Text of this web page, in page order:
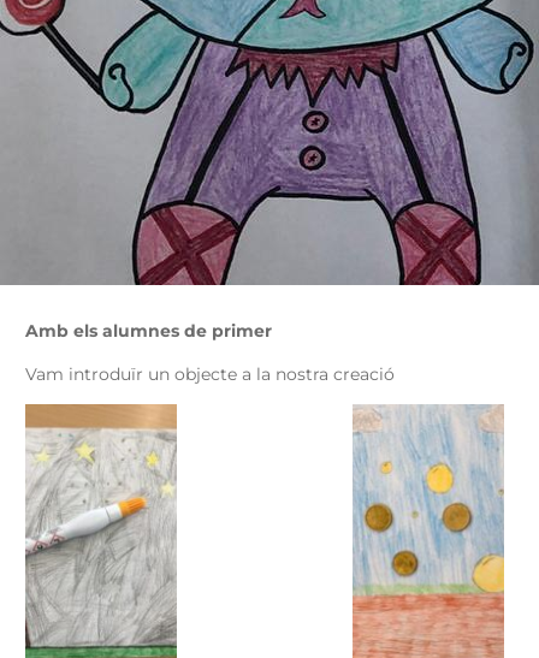
Amb els alumnes de primer
Vam introduïr un objecte a la nostra creació